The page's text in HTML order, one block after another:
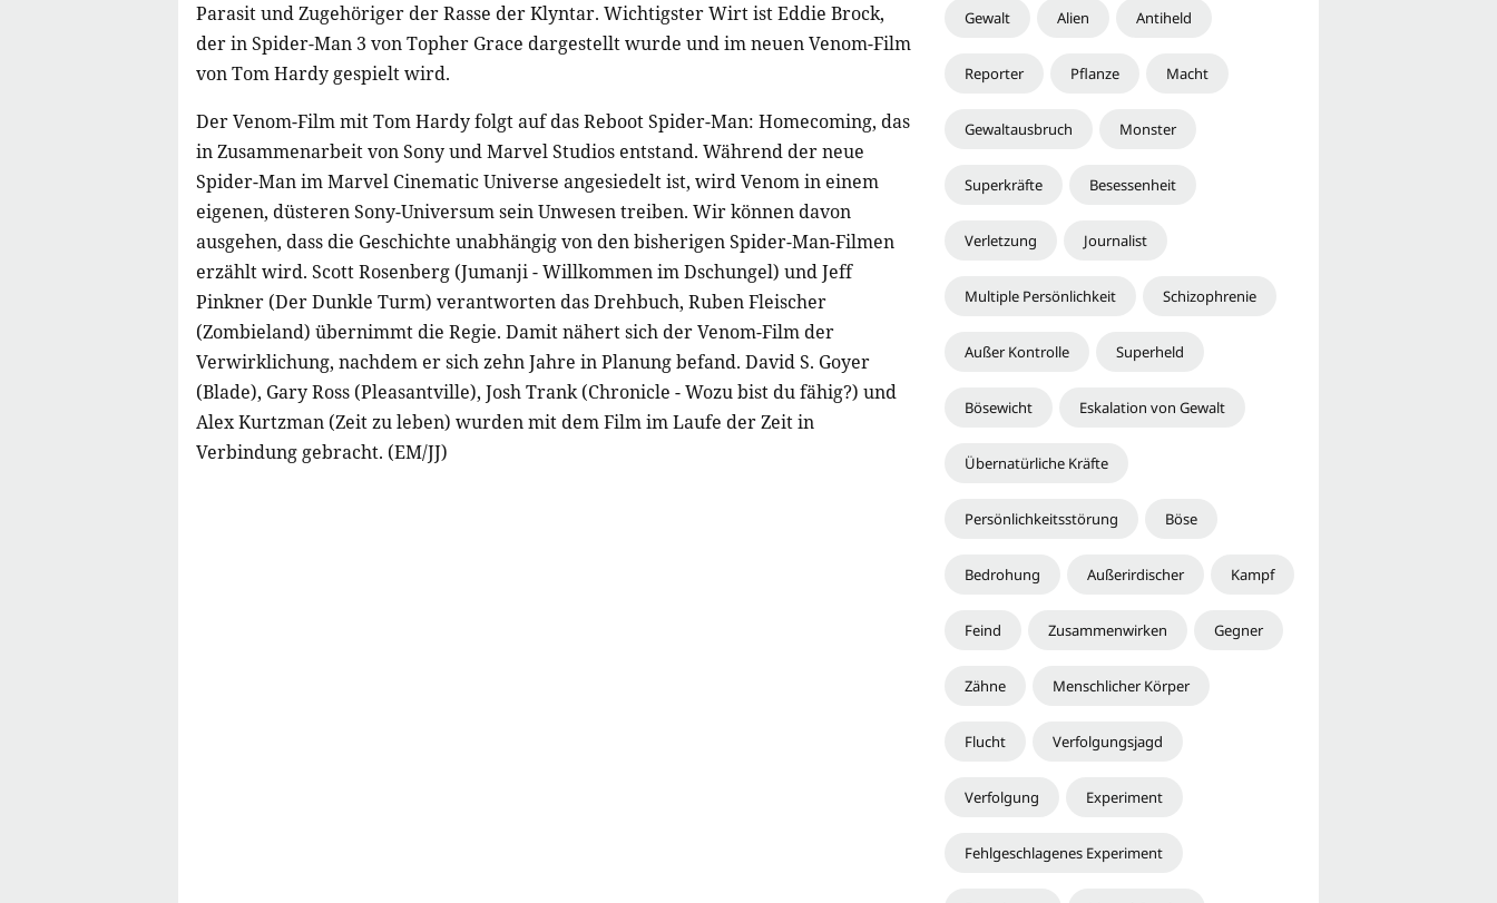
Parasit und Zugehöriger der Rasse der Klyntar. Wichtigster Wirt ist Eddie Brock,
der in Spider-Man 3 von Topher Grace dargestellt wurde und im neuen Venom-Film
von Tom Hardy gespielt wird.
Der Venom-Film mit Tom Hardy folgt auf das Reboot Spider-Man: Homecoming, das
in Zusammenarbeit von Sony und Marvel Studios entstand. Während der neue
Spider-Man im Marvel Cinematic Universe angesiedelt ist, wird Venom in einem
eigenen, düsteren Sony-Universum sein Unwesen treiben. Wir können davon
ausgehen, dass die Geschichte unabhängig von den bisherigen Spider-Man-Filmen
erzählt wird. Scott Rosenberg (Jumanji - Willkommen im Dschungel) und Jeff
Pinkner (Der Dunkle Turm) verantworten das Drehbuch, Ruben Fleischer
(Zombieland) übernimmt die Regie. Damit nähert sich der Venom-Film der
Verwirklichung, nachdem er sich zehn Jahre in Planung befand. David S. Goyer
(Blade), Gary Ross (Pleasantville), Josh Trank (Chronicle - Wozu bist du fähig?) und
Alex Kurtzman (Zeit zu leben) wurden mit dem Film im Laufe der Zeit in
Verbindung gebracht. (EM/JJ)
Gewalt Alien Antiheld
Reporter Pflanze Macht
Gewaltausbruch Monster
Superkräfte Besessenheit
Verletzung Journalist
Multiple Persönlichkeit Schizophrenie
Außer Kontrolle Superheld
Bösewicht Eskalation von Gewalt
Übernatürliche Kräfte
Persönlichkeitsstörung Böse
Bedrohung Außerirdischer Kampf
Feind Zusammenwirken Gegner
Zähne Menschlicher Körper
Flucht Verfolgungsjagd
Verfolgung Experiment
Fehlgeschlagenes Experiment